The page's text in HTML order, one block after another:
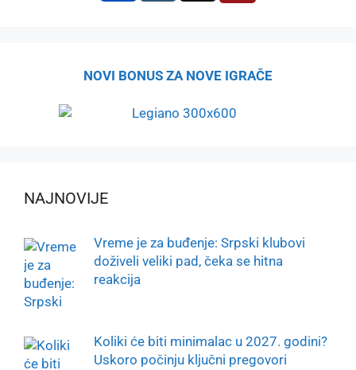
NOVI BONUS ZA NOVE IGRAČE
NAJNOVIJE
Vreme je za buđenje: Srpski klubovi
doživeli veliki pad, čeka se hitna
reakcija
Koliki će biti minimalac u 2027. godini?
Uskoro počinju ključni pregovori